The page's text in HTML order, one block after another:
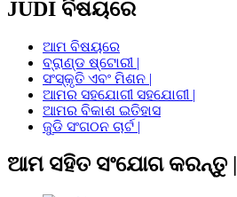
JUDI ବିଷୟରେ
ଆମ ବିଷୟରେ
ବ୍ରାଣ୍ଡ ଷ୍ଟୋରୀ |
ସଂସ୍କୃତି ଏବଂ ମିଶନ |
ଆମର ସହଯୋଗୀ ସହଯୋଗୀ |
ଆମର ବିକାଶ ଇତିହାସ
ଜୁଡି ସଂଗଠନ ଚାର୍ଟ |
ଆମ ସହିତ ସଂଯୋଗ କରନ୍ତୁ |